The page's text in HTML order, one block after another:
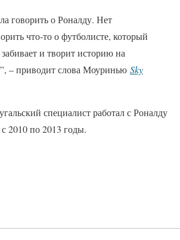
говорить о Роналду. Нет
что-то о футболисте, который
и творит историю на
– приводит слова Моуринью Sky
специалист работал с Роналду
2010 по 2013 годы.